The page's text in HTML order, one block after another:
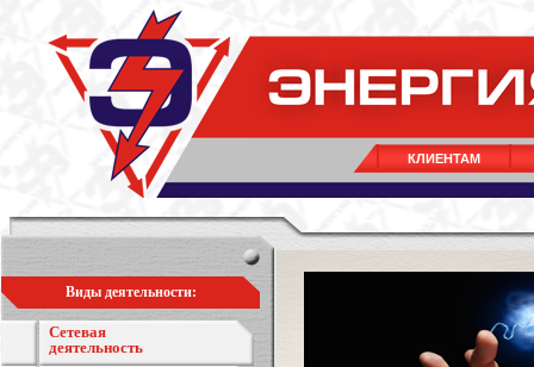
КЛИЕНТАМ
Виды деятельности:
Сетевая
деятельность